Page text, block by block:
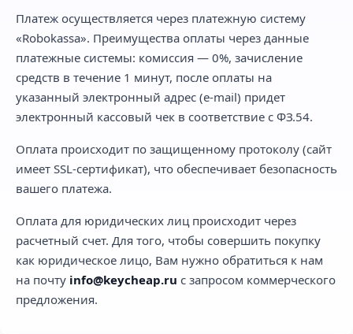
Платеж осуществляется через платежную систему
«Robokassa». Преимущества оплаты через данные
платежные системы: комиссия — 0%, зачисление
средств в течение 1 минут, после оплаты на
указанный электронный адрес (e-mail) придет
электронный кассовый чек в соответствие с ФЗ.54.
Оплата происходит по защищенному протоколу (сайт
имеет SSL-сертификат), что обеспечивает безопасность
вашего платежа.
Оплата для юридических лиц происходит через
расчетный счет. Для того, чтобы совершить покупку
как юридическое лицо, Вам нужно обратиться к нам
на почту info@keycheap.ru с запросом коммерческого
предложения.